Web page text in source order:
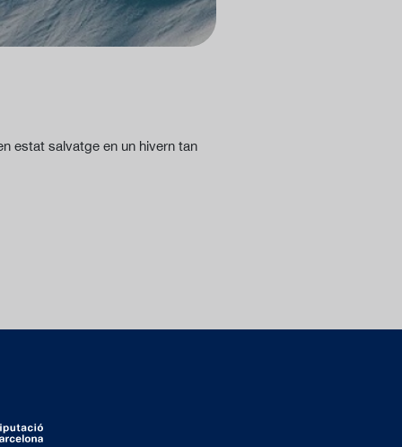
estat salvatge en un hivern tan